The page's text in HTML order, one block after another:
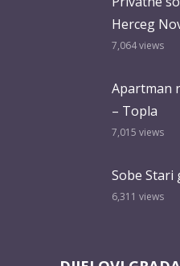
Herceg
7,064views
Apartman
– Topla
7,015 views
Sobe Stari
6,311 views